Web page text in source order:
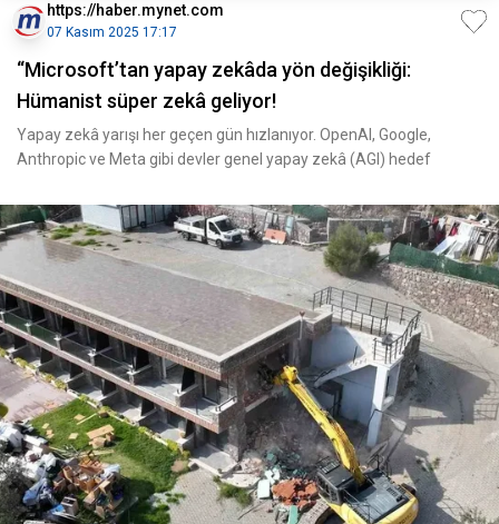
https://haber.mynet.com
07 Kasım 2025 17:17
“Microsoft’tan yapay zekâda yön değişikliği:
Hümanist süper zekâ geliyor!
Yapay zekâ yarışı her geçen gün hızlanıyor. OpenAI, Google,
Anthropic ve Meta gibi devler genel yapay zekâ (AGI) hedef